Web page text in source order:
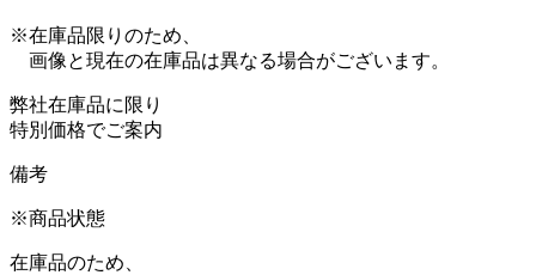
※在庫品限りのため、
画像と現在の在庫品は異なる場合がございます。
弊社在庫品に限り
特別価格でご案内
備考
※商品状態
在庫品のため、